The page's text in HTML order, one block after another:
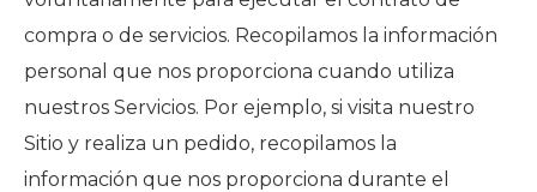
compra o de servicios. Recopilamos la información
personal que nos proporciona cuando utiliza
nuestros Servicios. Por ejemplo, si visita nuestro
Sitio y realiza un pedido, recopilamos la
información que nos proporciona durante el